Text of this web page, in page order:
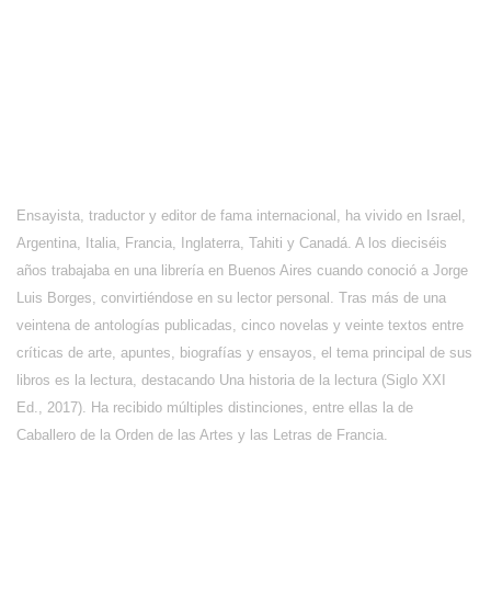
Ensayista, traductor y editor de fama internacional, ha vivido en Israel,
Argentina, Italia, Francia, Inglaterra, Tahiti y Canadá. A los dieciséis
años trabajaba en una librería en Buenos Aires cuando conoció a Jorge
Luis Borges, convirtiéndose en su lector personal. Tras más de una
veintena de antologías publicadas, cinco novelas y veinte textos entre
críticas de arte, apuntes, biografías y ensayos, el tema principal de sus
libros es la lectura, destacando Una historia de la lectura (Siglo XXI
Ed., 2017). Ha recibido múltiples distinciones, entre ellas la de
Caballero de la Orden de las Artes y las Letras de Francia.